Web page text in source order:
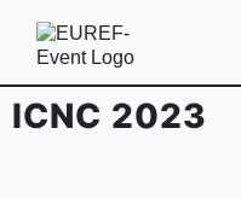
ICNC 2023